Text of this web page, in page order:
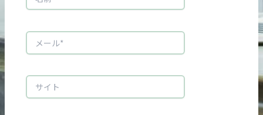
前
メ
ー
*
サ
イ